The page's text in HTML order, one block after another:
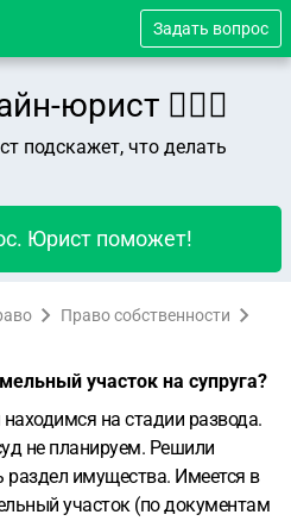
Задать вопрос
юрист 👨🏻‍⚖️
подскажет, что делать
Юрист поможет!
Право собственности
участок на супруга?
на стадии развода.
не планируем. Решили
имущества. Имеется в
участок (по документам